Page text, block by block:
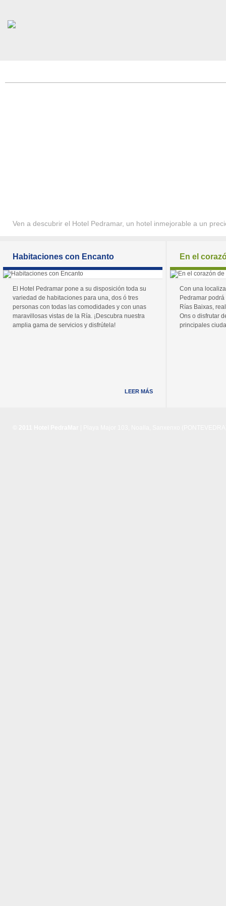
Ven a descubrir el Hotel Pedramar, un hotel inmejorable a un
Habitaciones con Encanto
El Hotel Pedramar pone a su disposición toda su
variedad de habitaciones para una, dos ó tres
personas con todas las comodidades y con unas
maravillosas vistas de la Ría. ¡Descubra nuestra
amplia gama de servicios y disfrútela!
LEER MÁS
En el
Con una
Pedramar
Rías Baixas,
Ons o disfrutar
principales